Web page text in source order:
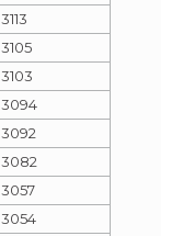
3113
3105
3103
3094
3092
3082
3057
3054